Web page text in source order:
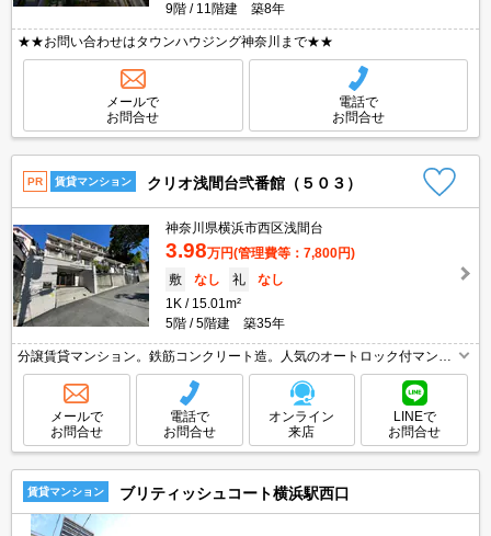
9階
11階建 築8年
★★お問い合わせはタウンハウジング神奈川まで★★
メールで
お問合せ
電話で
お問合せ
PR 賃貸マンション クリオ浅間台弐番館（５０３）
神奈川県横浜市西区浅間台
3.98万円(管理費等：7,800円)
敷
なし 礼
なし
1K
15.01m²
5階
5階建 築35年
分譲賃貸マンション。鉄筋コンクリート造。人気のオートロック付マンシ
ョン。コンビニへ徒歩4分(290m)。東海道本線横浜駅へ徒歩25分。引越指
定業者あり。1年未満の解約時、違約金1ヶ月分発生。
メールで
お問合せ
電話で
お問合せ
オンライン
来店
LINEで
お問合せ
賃貸マンション ブリティッシュコート横浜駅西口